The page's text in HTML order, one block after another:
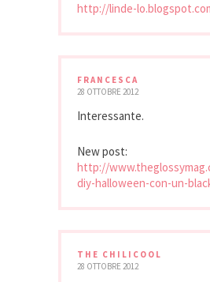
http://linde-
FRANCESCA
28 OTTOBRE 2012
Interessante.
New post:
http://
diy-halloween-con-un-
THE CHILICOOL
28 OTTOBRE 2012